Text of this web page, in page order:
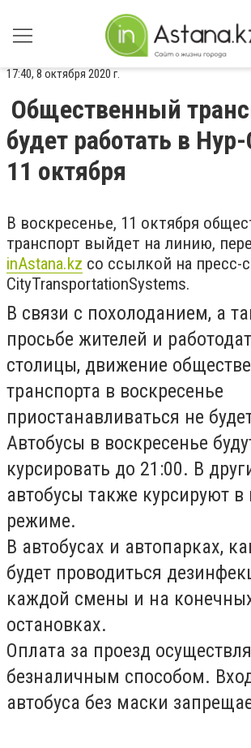
17:40, 8 октября 2020 г.
Общественный
будет работать в
11 октября
В воскресенье, 11 октября
транспорт выйдет на линию,
inAstana.kz со ссылкой на пресс-
CityTransportationSystems.
В связи с похолоданием, а
просьбе жителей и
столицы, движение
транспорта в воскресенье
приостанавливаться не
Автобусы в воскресенье
курсировать до 21:00. В
автобусы также курсируют
режиме.
В автобусах и автопарках,
будет проводиться
каждой смены и на
остановках.
Оплата за проезд
безналичным способом.
автобуса без маски